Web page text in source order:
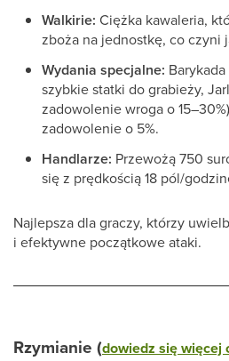
Walkirie: Ciężka kawaleria,
zboża na jednostkę, co czyni
Wydania specjalne:
szybkie statki do grabieży,
zadowolenie wroga o
zadowolenie o 5%.
Handlarze: Przewożą 750
się z prędkością 18 pól/
Najlepsza dla graczy, którzy
i efektywne początkowe ataki.
Rzymianie (dowiedz się więcej